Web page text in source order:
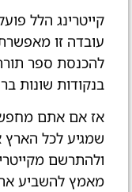
קייטרינג הלל
עובדה זו
להכנסת ספר
בנקודות שונות
אז אם אתם
שמגיע לכל הארץ
ולהתרשם
מאמץ להשביע